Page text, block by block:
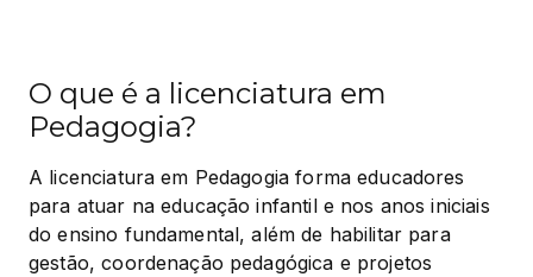
O que é a licenciatura em
Pedagogia?
A licenciatura em Pedagogia forma educadores
para atuar na educação infantil e nos anos iniciais
do ensino fundamental, além de habilitar para
gestão, coordenação pedagógica e projetos